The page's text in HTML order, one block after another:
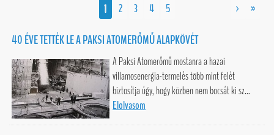
1 2 3 4 5 > »
40 ÉVE TETTÉK LE A PAKSI ATOMERŐMŰ ALAPKÖVÉT
A Paksi Atomerőmű mostanra a hazai
villamosenergia-termelés több mint felét
biztosítja úgy, hogy közben nem bocsát ki sz...
Elolvasom